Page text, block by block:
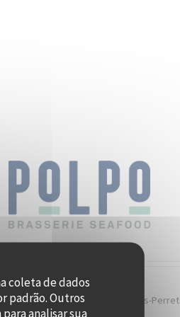
coleta de dados
padrão. Outros
analisar sua
janela))
nova janela))
Charles Pasqua,92300 Levallois-Perret